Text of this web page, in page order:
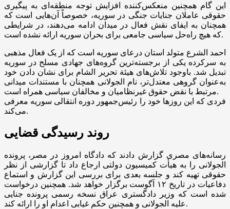
این گام همچنین منعکس‌کننده افزایش توجه منطقه‌ای به پیگیری
حقوقی عاملان جنایات جنگی در سوریه، خصوصاً آن‌هایی است که
همچنان به ایفای نقش فعال در میدان ادامه می‌دهند، در شرایطی
که هیچ راه‌حل سیاسی جامعی برای بحران سوریه ارائه نشده است.
احمد الشرع متولد استان درعای سوریه است که از یک فعال مذهبی
به سرکرده یکی از برجسته‌ترین گروه‌های جهادی مسلح در سوریه
تبدیل شد. باوجود تلاش‌های هیئة تحریر الشام برای نشان دادن خود
به‌عنوان گروهی معتدل‌تر، نام الجولانی همچنان با مستندات میدانی
مرتبط با نقض حقوق غیرنظامیان و مخالفان سیاسی همراه است.
فردی که این‌ روزها خود را رئیس‌جمهور دوره انتقالی سوریه معرفی
می‌کند.
روند رسیدگی قضایی
رسانه‌های مصری گزارش دادند که دادگاه امروز در مصر، پرونده
الجولانی را به هیأت کمیسیون دولتی ارجاع داد تا گزارشی از نظر
حقوقی تهیه کند و جلسه بعدی برای بررسی این گزارش و استماع
دفاعیات در تاریخ ۱۲ آگوست برگزار خواهد شد. همچنین درخواست
شده است که وزیر دادگستری عراق نسخه رسمی پرونده جنایی
علیه الجولانی و همچنین حکم غیابی اعدام او را ارائه کند.